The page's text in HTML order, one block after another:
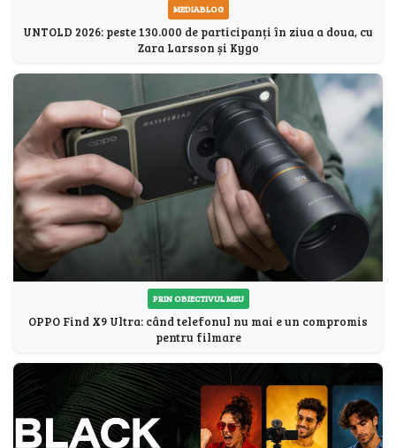
MEDIABLOG
UNTOLD 2026: peste 130.000 de participanți în ziua a doua, cu
Zara Larsson și Kygo
PRIN OBIECTIVUL MEU
OPPO Find X9 Ultra: când telefonul nu mai e un compromis
pentru filmare